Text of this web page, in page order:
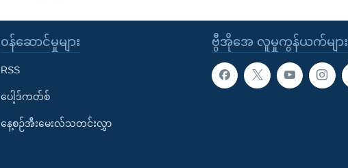
ဗွီအိုအေ လူမှုကွန်ယက်များ
၀န်ဆောင်မှုများ
RSS
ပေါ့ဒ်ကတ်စ်
နေ့စဉ်အီးမေးလ်သတင်းလွှာ